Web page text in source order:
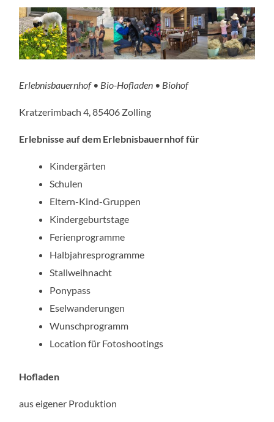
Erlebnisbauernhof • Bio-Hofladen • Biohof
Kratzerimbach 4, 85406 Zolling
Erlebnisse auf dem Erlebnisbauernhof für
Kindergärten
Schulen
Eltern-Kind-Gruppen
Kindergeburtstage
Ferienprogramme
Halbjahresprogramme
Stallweihnacht
Ponypass
Eselwanderungen
Wunschprogramm
Location für Fotoshootings
Hofladen
aus eigener Produktion